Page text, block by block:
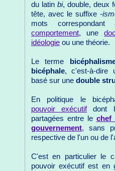
du latin bi, double, deux
tête, avec le suffixe -
mots
comportement, une
idéologie ou une théorie.
Le terme
bicéphale, c'est-à-dire
basé sur une double
En politique le
pouvoir exécutifdont
partagées entre le chef
gouvernement, sans
respective de l'un ou de
C'est en particulier le
pouvoir exécutif est en